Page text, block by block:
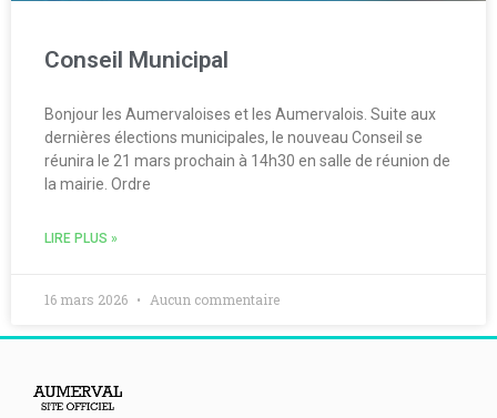
Conseil Municipal
Bonjour les Aumervaloises et les Aumervalois. Suite aux
dernières élections municipales, le nouveau Conseil se
réunira le 21 mars prochain à 14h30 en salle de réunion de
la mairie. Ordre
LIRE PLUS »
16 mars 2026 Aucun commentaire